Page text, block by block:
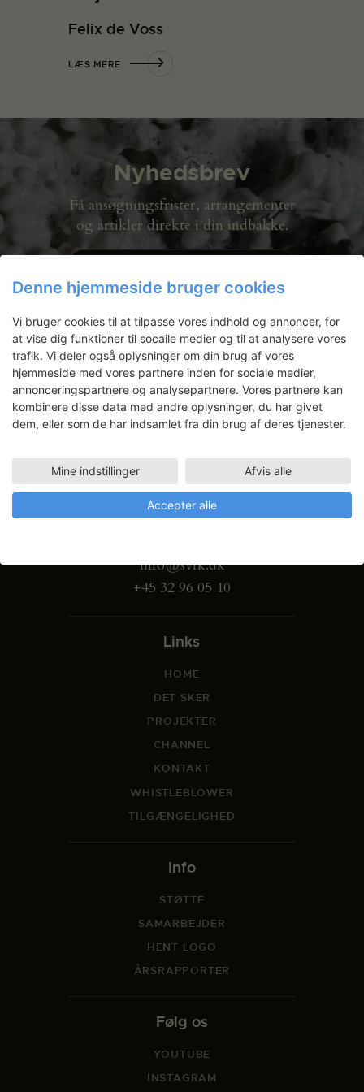
Felix de Voss
LÆS MERE
Nyhedsbrev
Få ansøgningsfrister, arrangementer
og artikler direkte i din indbakke.
Gammel Dok Pakhus
Strandgade 27 B
info@svfk.dk
+45 32 96 05 10
Links
HOME
DET SKER
PROJEKTER
CHANNEL
KONTAKT
WHISTLEBLOWER
TILGÆNGELIGHED
Info
STØTTE
SAMARBEJDER
HENT LOGO
ÅRSRAPPORTER
Følg os
YOUTUBE
INSTAGRAM
Denne hjemmeside bruger cookies
Vi bruger cookies til at tilpasse vores indhold og annoncer, for
at vise dig funktioner til socaile medier og til at analysere vores
trafik. Vi deler også oplysninger om din brug af vores
hjemmeside med vores partnere inden for sociale medier,
annonceringspartnere og analysepartnere. Vores partnere kan
kombinere disse data med andre oplysninger, du har givet
dem, eller som de har indsamlet fra din brug af deres tjenester.
Mine indstillinger Afvis alle
Accepter alle